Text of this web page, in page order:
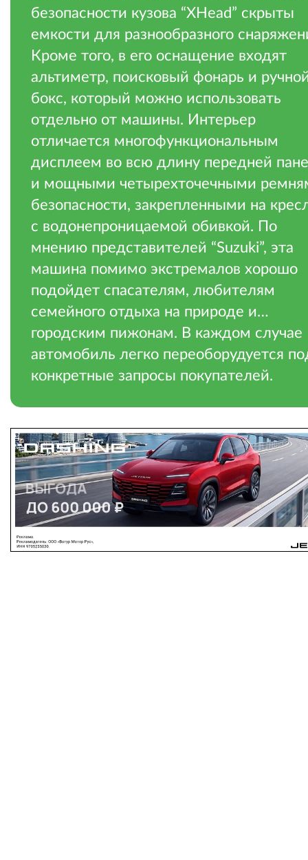
безопасности кузова “XHead” скрыты
емкости для разнообразного
Кроме того, в его оснащение входят
альтиметр, поисковый фонарь и
бокс, который можно использовать
отдельно от машины. Интерьер
отличается многофункциональным
дисплеем во всю длину передней
и мощными четырехточечными
безопасности, закрепленными на
с водонепроницаемой обивкой. По
мнению представителей “Suzuki”, эта
машина помимо экстремалов хорошо
подойдет спасателям, любителям
семейного отдыха на природе и…
городским пижонам. В каждом случае
автомобиль легко переоборудуется
конкретные запросы покупателей.